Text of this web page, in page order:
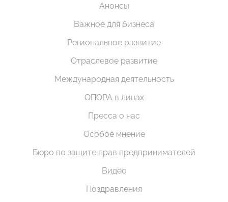
Анонсы
Важное для бизнеса
Региональное развитие
Отраслевое развитие
Международная деятельность
ОПОРА в лицах
Пресса о нас
Особое мнение
Бюро по защите прав предпринимателей
Видео
Поздравления